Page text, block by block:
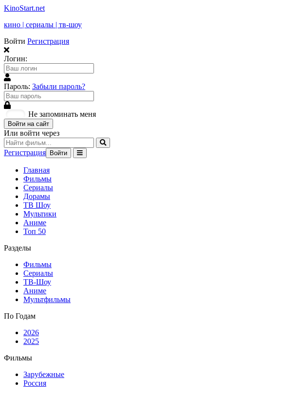
KinoStart.net
кино | сериалы | тв-шоу
Войти Регистрация
Логин:
Пароль: Забыли пароль?
Не запоминать меня
Войти на сайт
Или войти через
Регистрация Войти
Главная
Фильмы
Сериалы
Дорамы
ТВ Шоу
Мультики
Аниме
Топ 50
Разделы
Фильмы
Сериалы
ТВ-Шоу
Аниме
Мультфильмы
По Годам
2026
2025
Фильмы
Зарубежные
Россия